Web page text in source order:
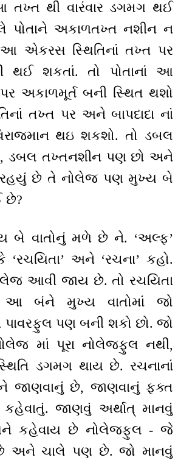
થી વારંવાર ડગમગ થઈ
અકાળતખ્ત નશીન ન
આ એકરસ સ્થિતિનાં તખ્ત પર
થઈ શકતાં. તો પોતાનાં આ
અકાળમૂર્ત બની સ્થિત થશો
તખ્ત પર અને બાપદાદા નાં
થઇ શકશો. તો ડબલ
ડબલ તખ્તનશીન પણ છો અને
છે તે નોલેજ પણ મુખ્ય બે
છે?
બે વાતોનું મળે છે ને. ‘અલ્ફ’
અને ‘રચના’ કહો.
આવી જાય છે. તો રચયિતા
બંને મુખ્ય વાતોમાં જો
પણ બની શકો છો. જો
માં પૂરા નોલેજફુલ નથી,
ડગમગ થાય છે. રચનાનાં
જાણવાનું છે, જાણવાનું ફક્ત
જાણવું અર્થાત્ માનવું
કહેવાય છે નોલેજફુલ - જે
અને ચાલે પણ છે. જો માનવું